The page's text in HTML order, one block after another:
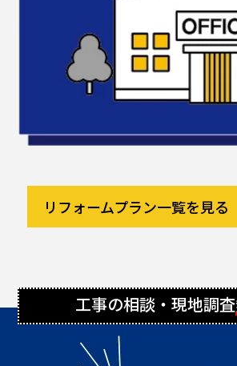
リフォームプラン一覧を見る
工事の相談・現地調査